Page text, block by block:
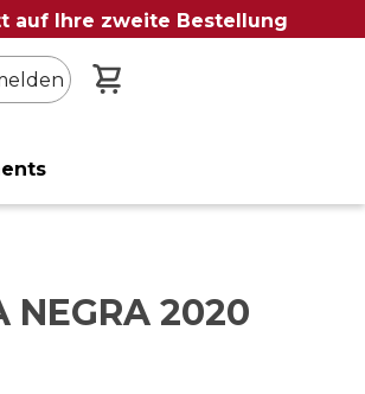
auf Ihre zweite Bestellung
NEGRA 2020